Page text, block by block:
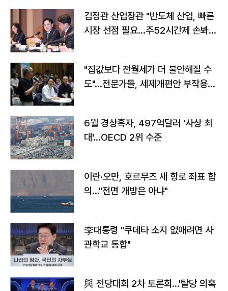
김정관 산업장관 "반도체 산업, 빠른
시장 선점 필요…주52시간제 손봐
"집값보다 전월세가 더 불안해질 수
도"…전문가들, 세제개편안 부작용
6월 경상흑자, 497억달러 '사상 최
대'…OECD 2위 수준
이란·오만, 호르무즈 새 항로 좌표 합
의…"전면 개방은 아냐"
李대통령 "쿠데타 소지 없애려면 사
관학교 통합"
與 전당대회 2차 토론회…'탈당 의혹